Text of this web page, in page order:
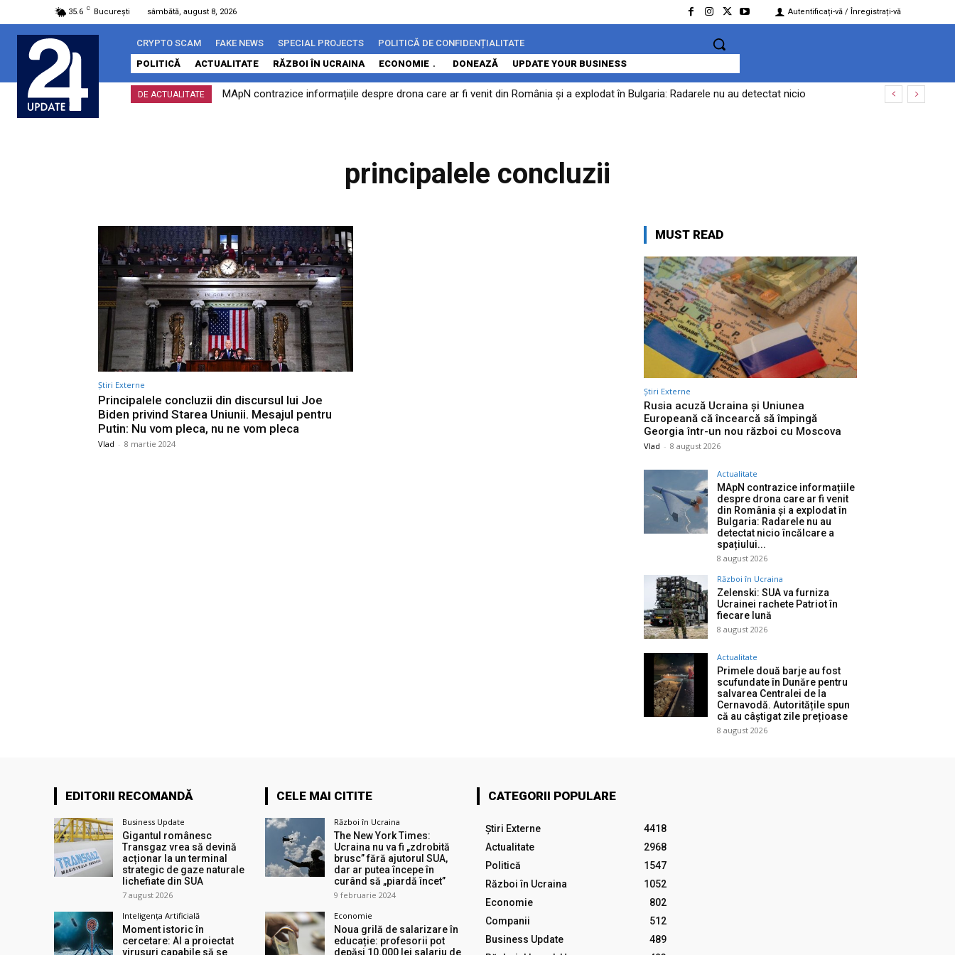
35.6 C București sâmbătă, august 8, 2026 Autentificați-vă / Înregistrați-vă
CRYPTO SCAM FAKE NEWS SPECIAL PROJECTS
POLITICĂ DE CONFIDENȚIALITATE
POLITICĂ
ACTUALITATE RĂZBOI ÎN UCRAINA ECONOMIE DONEAZĂ UPDATE YOUR BUSINESS
DE ACTUALITATE
MApN contrazice informațiile despre drona care ar fi venit din România și a explodat în Bulgaria: Radarele nu au detectat nicio
principalele concluzii
Știri Externe
Principalele concluzii din discursul lui Joe
Biden privind Starea Uniunii. Mesajul pentru
Putin: Nu vom pleca, nu ne vom pleca
Vlad - 8 martie 2024
MUST READ
Știri Externe
Rusia acuză Ucraina și Uniunea
Europeană că încearcă să împingă
Georgia într-un nou război cu Moscova
Vlad - 8 august 2026
Actualitate
MApN contrazice informațiile
despre drona care ar fi venit
din România și a explodat în
Bulgaria: Radarele nu au
detectat nicio încălcare a
spațiului...
8 august 2026
Război în Ucraina
Zelenski: SUA va furniza
Ucrainei rachete Patriot în
fiecare lună
8 august 2026
Actualitate
Primele două barje au fost
scufundate în Dunăre pentru
salvarea Centralei de la
Cernavodă. Autoritățile spun
că au câștigat zile prețioase
8 august 2026
EDITORII RECOMANDĂ
Business Update
Gigantul românesc
Transgaz vrea să devină
acționar la un terminal
strategic de gaze naturale
lichefiate din SUA
7 august 2026
Inteligența Artificială
Moment istoric în
cercetare: AI a proiectat
virusuri capabile să se
CELE MAI CITITE
Război în Ucraina
The New York Times:
Ucraina nu va fi „zdrobită
brusc” fără ajutorul SUA,
dar ar putea începe în
curând să „piardă încet”
9 februarie 2024
Economie
Noua grilă de salarizare în
educație: profesorii pot
depăși 10.000 lei salariu de
CATEGORII POPULARE
Știri Externe
4418
Actualitate
2968
Politică
1547
Război în Ucraina
1052
Economie
802
Companii
512
Business Update
489